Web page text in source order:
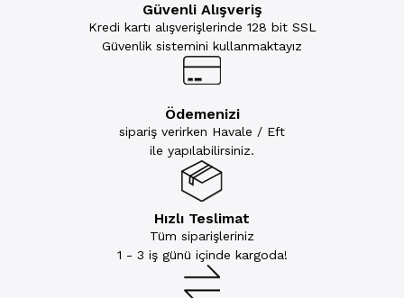
Güvenli Alışveriş
Kredi kartı alışverişlerinde 128 bit SSL
Güvenlik sistemini kullanmaktayız
Ödemenizi
sipariş verirken Havale / Eft
ile yapılabilirsiniz.
Hızlı Teslimat
Tüm siparişleriniz
1 - 3 iş günü içinde kargoda!